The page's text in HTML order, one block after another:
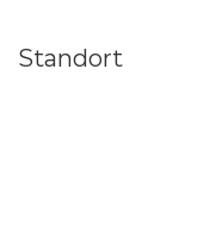
Standort